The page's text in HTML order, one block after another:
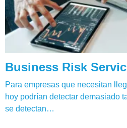
Business Risk
Para empresas que necesitan
hoy podrían detectar demasiado
se detectan…